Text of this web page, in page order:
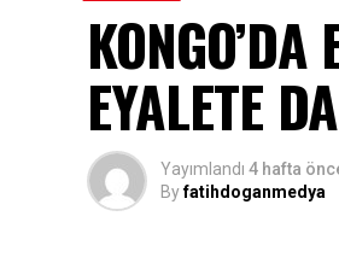
EYALETE
Yayımlandı 4 hafta
Byfatihdoganmedya